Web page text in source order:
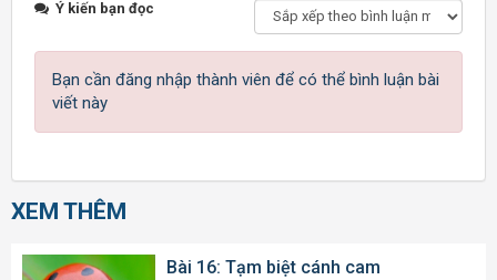
Ý kiến bạn đọc
Bạn cần đăng nhập thành viên để có thể bình luận bài
viết này
XEM THÊM
Bài 16: Tạm biệt cánh cam